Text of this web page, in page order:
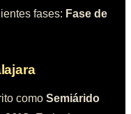
fases: Fase de
como Semiárido